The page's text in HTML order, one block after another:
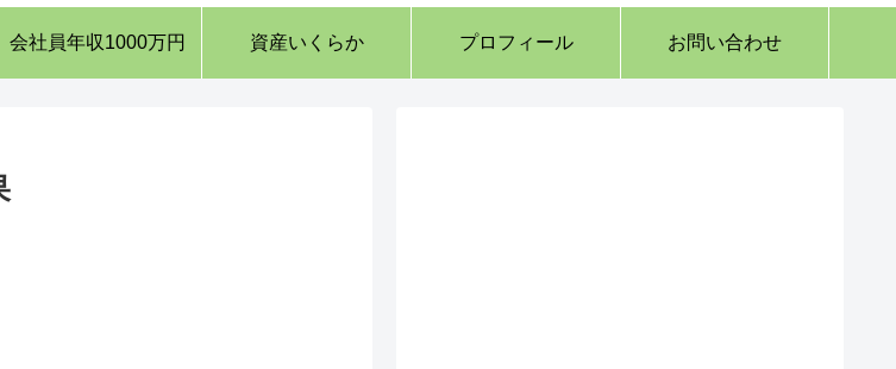
会社員年収1000万円 資産いくらか プロフィール お問い合わせ